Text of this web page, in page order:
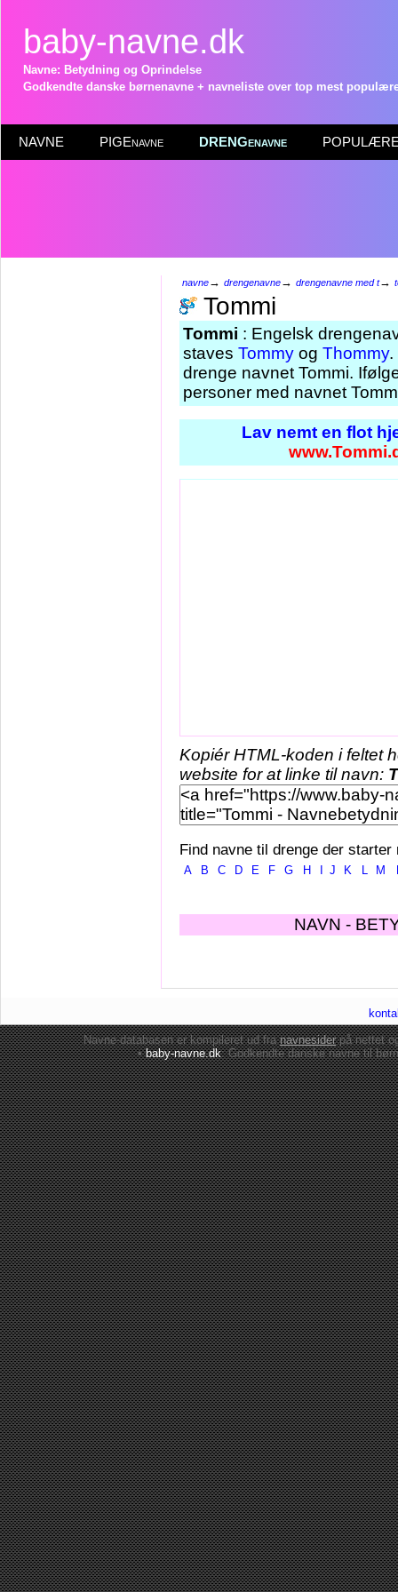
baby-navne.dk
Navne: Betydning og Oprindelse
Godkendte danske børnenavne + navneliste over top mest
NAVNE PIGEnavne DRENGenavne POPULÆRE
navne→ drengenavne→ drengenavne med t→
Tommi
Tommi : Engelsk
staves Tommy og Thommy.
drenge navnet Tommi.
personer med navnet
Lav nemt en flot
Kopiér HTML-koden i feltet
website for at linke til navn:
Find navne til drenge der starter
A B C D E F G H J K L M
NAVN -
Navne-databasen er kompileret ud franavnesiderpå nettet
•baby-navne.dk: Godkendte danskenavne til børn